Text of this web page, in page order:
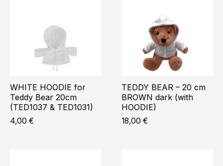
WHITE HOODIE for
Teddy Bear 20cm
(TED1037 & TED1031)
4,00 €
TEDDY BEAR – 20 cm
BROWN dark (with
HOODIE)
18,00 €